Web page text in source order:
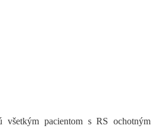
všetkým pacientom s RS ochotným